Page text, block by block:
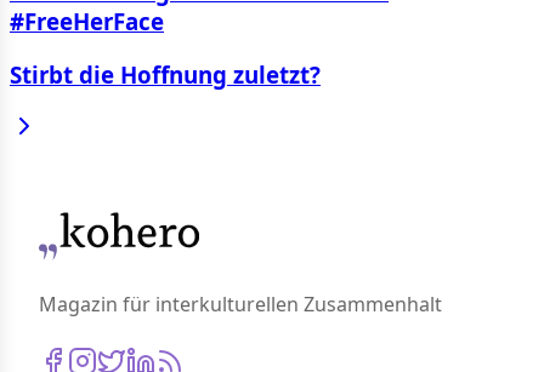
#FreeHerFace
Stirbt die Hoffnung zuletzt?
Magazin für interkulturellen Zusammenhalt